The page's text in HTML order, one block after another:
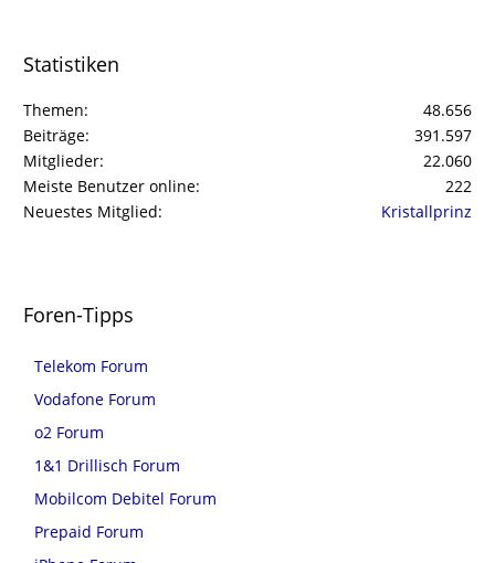
Statistiken
Themen
48.656
Beiträge
391.597
Mitglieder
22.060
Meiste Benutzer online
222
Neuestes Mitglied
Kristallprinz
Foren-Tipps
Telekom Forum
Vodafone Forum
o2 Forum
1&1 Drillisch Forum
Mobilcom Debitel Forum
Prepaid Forum